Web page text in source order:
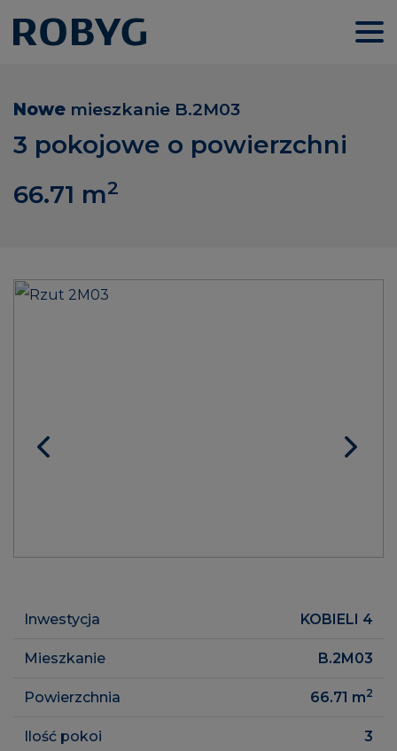
Nowe mieszkanie B.2M03
3 pokojowe o powierzchni
66.71 m2
Inwestycja KOBIELI 4
Mieszkanie B.2M03
Powierzchnia 66.71 m2
Ilość pokoi 3